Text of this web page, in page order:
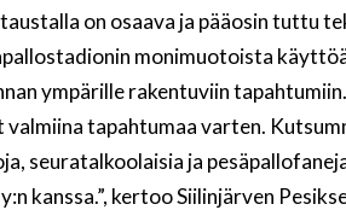
on osaava ja pääosin tuttu
monimuotoista
ympärille rakentuviin
tapahtumaa varten.
seuratalkoolaisia ja
kanssa.”, kertoo Siilinjärven